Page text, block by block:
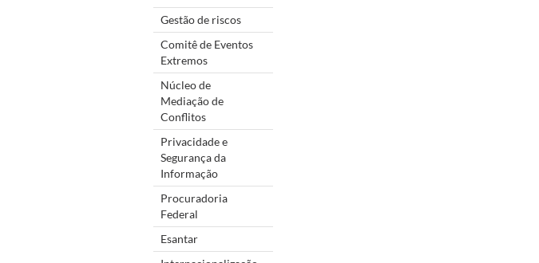
Gestão de riscos
Comitê de Eventos
Extremos
Núcleo de
Mediação de
Conflitos
Privacidade e
Segurança da
Informação
Procuradoria
Federal
Esantar